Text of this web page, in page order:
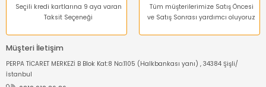
Seçili kredi kartlarına 9 aya varan
Taksit Seçeneği
Tüm müşterilerimize Satış Öncesi
ve Satış Sonrası yardımcı oluyoruz
Müşteri İletişim
PERPA TİCARET MERKEZİ B Blok Kat:8 No:1105 (Halkbankası yanı) , 34384 Şişli/
İstanbul